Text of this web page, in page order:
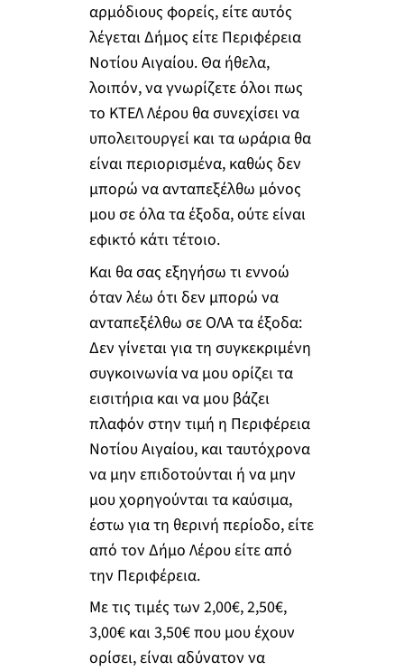
αρμόδιους φορείς, είτε αυτός
λέγεται Δήμος είτε Περιφέρεια
Νοτίου Αιγαίου. Θα ήθελα,
λοιπόν, να γνωρίζετε όλοι πως
το ΚΤΕΛ Λέρου θα συνεχίσει να
υπολειτουργεί και τα ωράρια θα
είναι περιορισμένα, καθώς δεν
μπορώ να ανταπεξέλθω μόνος
μου σε όλα τα έξοδα, ούτε είναι
εφικτό κάτι τέτοιο.
Και θα σας εξηγήσω τι εννοώ
όταν λέω ότι δεν μπορώ να
ανταπεξέλθω σε ΟΛΑ τα έξοδα:
Δεν γίνεται για τη συγκεκριμένη
συγκοινωνία να μου ορίζει τα
εισιτήρια και να μου βάζει
πλαφόν στην τιμή η Περιφέρεια
Νοτίου Αιγαίου, και ταυτόχρονα
να μην επιδοτούνται ή να μην
μου χορηγούνται τα καύσιμα,
έστω για τη θερινή περίοδο, είτε
από τον Δήμο Λέρου είτε από
την Περιφέρεια.
Με τις τιμές των 2,00€, 2,50€,
3,00€ και 3,50€ που μου έχουν
ορίσει, είναι αδύνατον να